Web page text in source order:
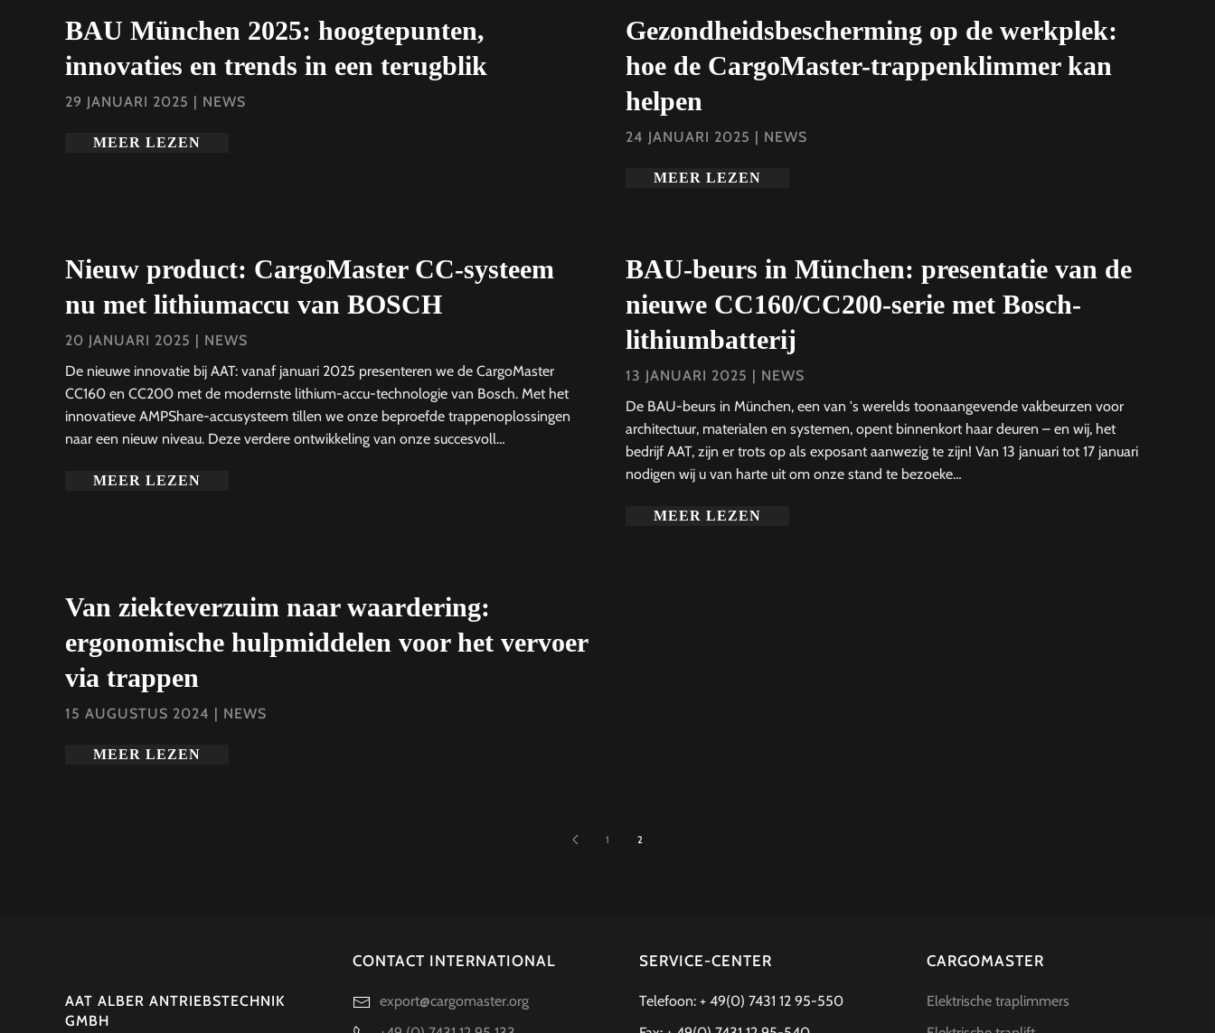
BAU München 2025: hoogtepunten,
innovaties en trends in een terugblik
29 JANUARI 2025 | NEWS
MEER LEZEN
Gezondheidsbescherming op de werkplek:
hoe de CargoMaster-trappenklimmer kan
helpen
24 JANUARI 2025 | NEWS
MEER LEZEN
Nieuw product: CargoMaster CC-systeem
nu met lithiumaccu van BOSCH
20 JANUARI 2025 | NEWS
De nieuwe innovatie bij AAT: vanaf januari 2025 presenteren we de CargoMaster
CC160 en CC200 met de modernste lithium-accu-technologie van Bosch. Met het
innovatieve AMPShare-accusysteem tillen we onze beproefde trappenoplossingen
naar een nieuw niveau. Deze verdere ontwikkeling van onze succesvoll…
MEER LEZEN
BAU-beurs in München: presentatie van de
nieuwe CC160/CC200-serie met Bosch-
lithiumbatterij
13 JANUARI 2025 | NEWS
De BAU-beurs in München, een van 's werelds toonaangevende vakbeurzen voor
architectuur, materialen en systemen, opent binnenkort haar deuren – en wij, het
bedrijf AAT, zijn er trots op als exposant aanwezig te zijn! Van 13 januari tot 17 januari
nodigen wij u van harte uit om onze stand te bezoeke…
MEER LEZEN
Van ziekteverzuim naar waardering:
ergonomische hulpmiddelen voor het vervoer
via trappen
15 AUGUSTUS 2024 NEWS
MEER LEZEN
1 2
AAT ALBER ANTRIEBSTECHNIK
GMBH
CONTACT INTERNATIONAL
export@cargomaster.org
SERVICE-CENTER
Telefoon: + 49(0) 7431 12 95-550
CARGOMASTER
Elektrische traplimmers